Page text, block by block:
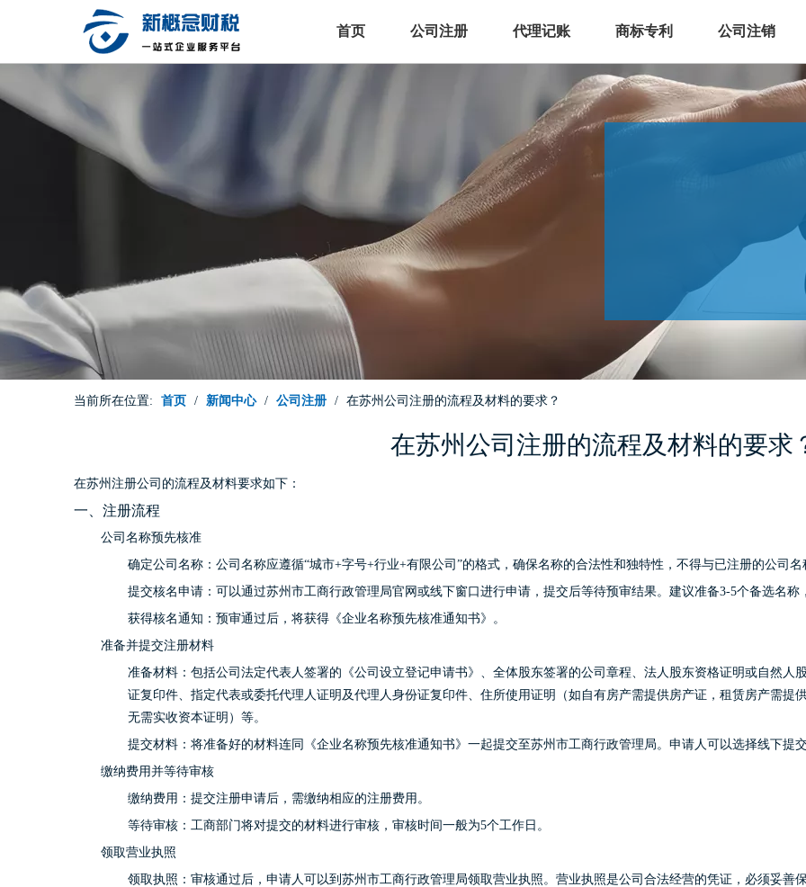
首页 公司注册 代理记账 商标专利 公司注销
当前所在位置: 首页 / 新闻中心 / 公司注册 / 在苏州公司注册的流程及材料的要求？
在苏州公司注册的流程及材料的要求
在苏州注册公司的流程及材料要求如下：
一、注册流程
公司名称预先核准
确定公司名称：公司名称应遵循“城市+字号+行业+有限公司”的格式，确保名称的合法性和独特性，不得与已注册的公司名
提交核名申请：可以通过苏州市工商行政管理局官网或线下窗口进行申请，提交后等待预审结果。建议准备3-5个备选名称
获得核名通知：预审通过后，将获得《企业名称预先核准通知书》。
准备并提交注册材料
准备材料：包括公司法定代表人签署的《公司设立登记申请书》、全体股东签署的公司章程、法人股东资格证明或自然人
证复印件、指定代表或委托代理人证明及代理人身份证复印件、住所使用证明（如自有房产需提供房产证，租赁房产需提
无需实收资本证明）等。
提交材料：将准备好的材料连同《企业名称预先核准通知书》一起提交至苏州市工商行政管理局。申请人可以选择线下提
缴纳费用并等待审核
缴纳费用：提交注册申请后，需缴纳相应的注册费用。
等待审核：工商部门将对提交的材料进行审核，审核时间一般为5个工作日。
领取营业执照
领取执照：审核通过后，申请人可以到苏州市工商行政管理局领取营业执照。营业执照是公司合法经营的凭证，必须妥善